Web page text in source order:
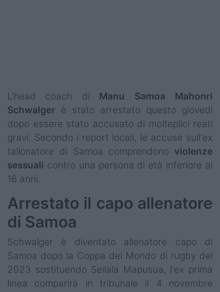
Shop
L'head coach di Manu Samoa
Mahonri
Schwalger è stato arrestato questo giovedì
dopo essere stato accusato di molteplici reati
gravi. Secondo i report locali, le accuse sull'ex
tallonatore di Samoa comprendono violenze
sessuali contro una persona di età inferiore ai
16 anni.
Arrestato il capo allenatore
di Samoa
Schwalger è diventato allenatore capo di
Samoa dopo la Coppa del Mondo di rugby del
2023 sostituendo Seilala Mapusua, l'ex prima
linea comparirà in tribunale il 4 novembre